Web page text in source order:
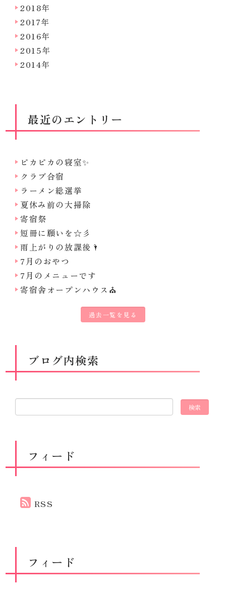
2018年
2017年
2016年
2015年
2014年
最近のエントリー
ピカピカの寝室✨
クラブ合宿
ラーメン総選挙
夏休み前の大掃除
寄宿祭
短冊に願いを☆彡
雨上がりの放課後🌂
7月のおやつ
7月のメニューです
寄宿舎オープンハウス⛪
過去一覧を見る
ブログ内検索
フィード
RSS
フィード